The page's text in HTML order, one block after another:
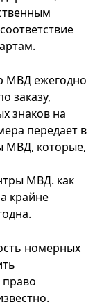
МВД ежегодно
заказу,
знаков на
передает в
МВД, которые,
МВД. как
крайне
номерных